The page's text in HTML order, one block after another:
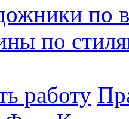
по
по
работу